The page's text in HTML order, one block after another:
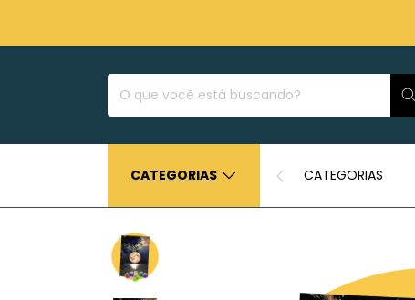
CATEGORIAS CATEGORIAS